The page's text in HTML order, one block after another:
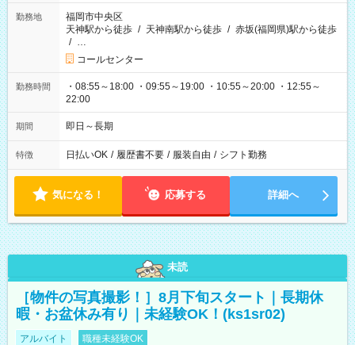
勤務地
福岡市中央区
天神駅から徒歩 / 天神南駅から徒歩 / 赤坂(福岡県)駅から徒歩
/ …
コールセンター
勤務時間
・08:55～18:00 ・09:55～19:00 ・10:55～20:00 ・12:55～
22:00
期間 即日～長期
特徴 日払いOK / 履歴書不要 / 服装自由 / シフト勤務
気になる！ 応募する 詳細へ
未読
［物件の写真撮影！］8月下旬スタート｜長期休
暇・お盆休み有り｜未経験OK！(ks1sr02)
アルバイト 職種未経験OK